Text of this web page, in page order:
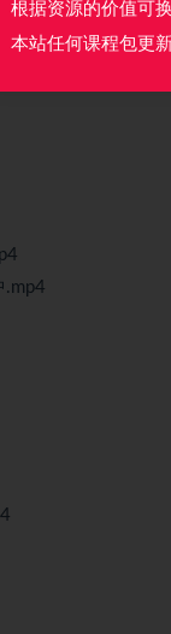
.mp4
根据资源的价值可
本站任何课程包更